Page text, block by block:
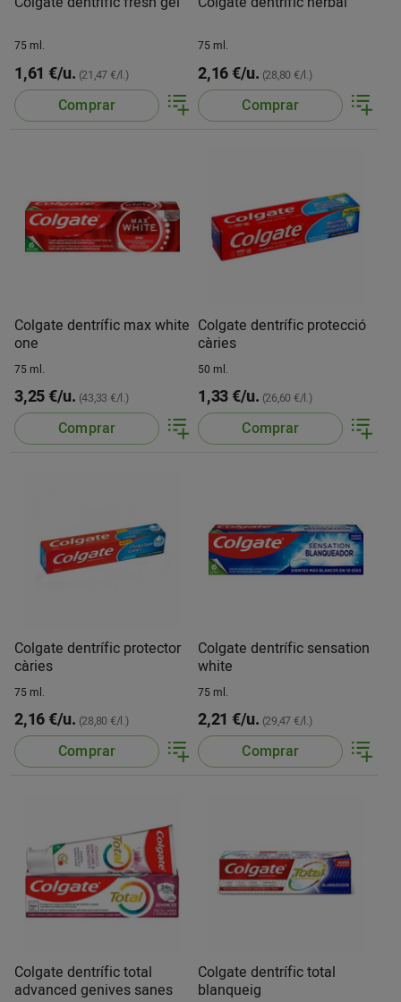
75 ml.
1,61 €/u. (21,47 €/l.)
Comprar
75 ml.
2,16 €/u. (28,80 €/l.)
Comprar
Colgate dentrífic max white
one
75 ml.
3,25 €/u. (43,33 €/l.)
Comprar
Colgate dentrífic protecció
càries
50 ml.
1,33 €/u. (26,60 €/l.)
Comprar
Colgate dentrífic protector
càries
75 ml.
2,16 €/u. (28,80 €/l.)
Comprar
Colgate dentrífic sensation
white
75 ml.
2,21 €/u. (29,47 €/l.)
Comprar
Colgate dentrífic total
advanced genives sanes
Colgate dentrífic total
blanqueig